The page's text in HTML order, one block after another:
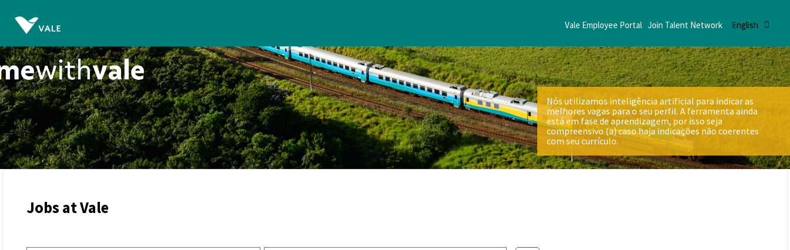
English
Join Talent Network
Vale Employee Portal
Nós utilizamos inteligência artificial para indicar as
melhores vagas para o seu perfil. A ferramenta ainda
está em fase de aprendizagem, por isso seja
compreensivo (a) caso haja indicações não coerentes
com seu currículo.
Jobs at Vale